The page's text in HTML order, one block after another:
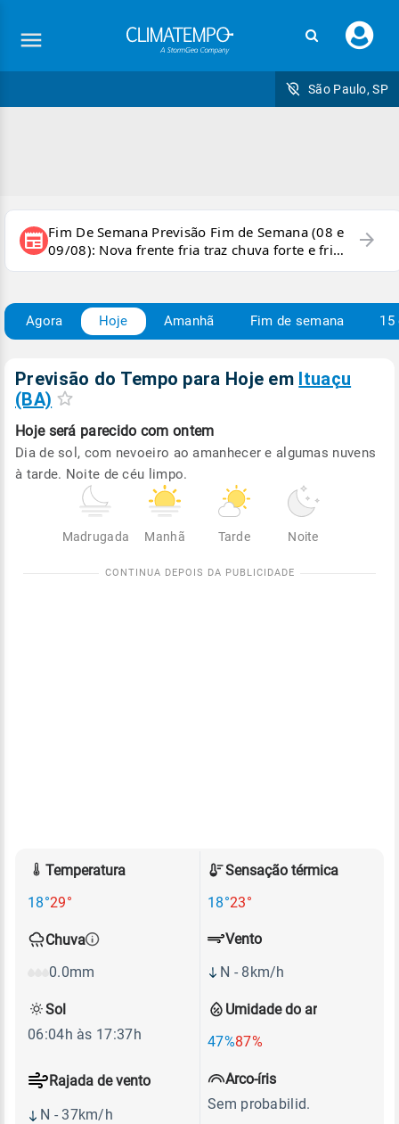
seu
São Paulo, SP
newspaper Fim De Semana Previsão Fim de Semana (08 e
09/08): Nova frente fria traz chuva forte e frio
para áreas do país
arrow_forward
Agora Hoje Amanhã Fim de semana 15
Previsão do Tempo para Hoje em Ituaçu
(BA)
Hoje será parecido com ontem
Dia de sol, com nevoeiro ao amanhecer e algumas nuvens
à tarde. Noite de céu limpo.
Madrugada Manhã Tarde Noite
Temperatura
18°29°
Sensação térmica
18°23°
Chuva
0.0mm
Umidade do ar
47%87%
Vento
N - 8km/h
Rajada de vento
N - 37km/h
Sol
06:04h às 17:37h
Arco-íris
Sem probabilid.